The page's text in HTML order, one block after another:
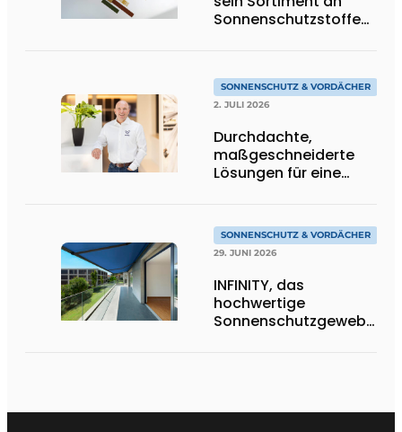
Sonnenschutzstoffen
SONNENSCHUTZ & VORDÄCHER
2. JULI 2026
Durchdachte,
maßgeschneiderte
Lösungen für eine
SONNENSCHUTZ & VORDÄCHER
29. JUNI 2026
INFINITY, das
hochwertige
Sonnenschutzgewebe,